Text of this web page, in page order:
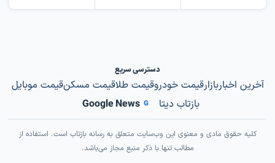
دسترسی سریع
آخرین اخباربازارقیمت خودروقیمت طلاقیمت مسکنقیمت موبایل
بازتاب دیتا
G
Google News
کلیه حقوق مادی و معنوی این وب‌سایت متعلق به رسانه بازتاب است. استفاده از
مطالب تنها با ذکر منبع مجاز می‌باشد.